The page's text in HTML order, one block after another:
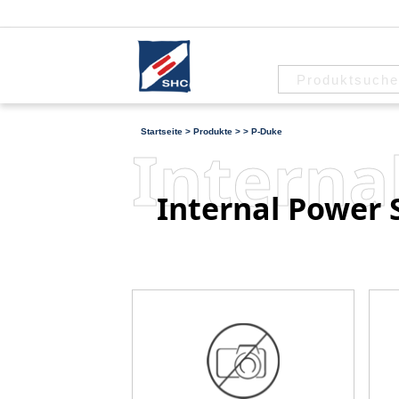
Startseite > Produkte > > P-Duke
Internal Power